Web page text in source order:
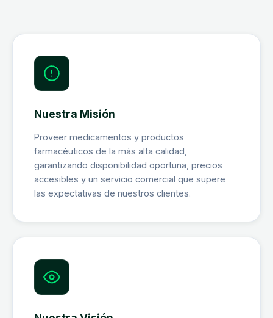
Nuestra Misión
Proveer medicamentos y productos
farmacéuticos de la más alta calidad,
garantizando disponibilidad oportuna, precios
accesibles y un servicio comercial que supere
las expectativas de nuestros clientes.